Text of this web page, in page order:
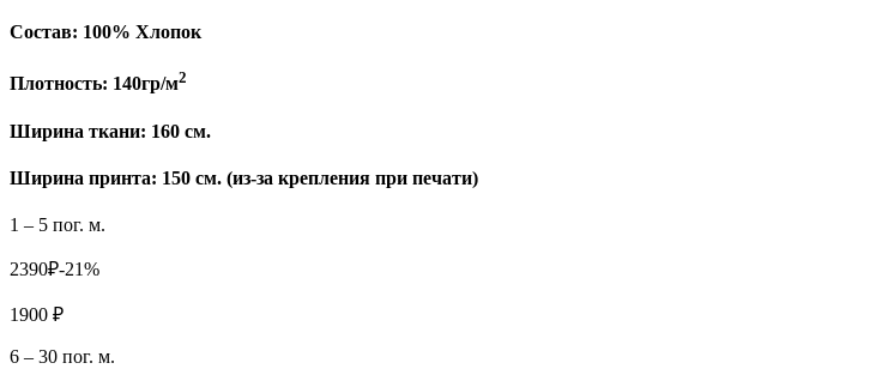
Состав: 100% Хлопок
Плотность: 140гр/м2
Ширина ткани: 160 см.
Ширина принта: 150 см. (из-за крепления при печати)
1 – 5 пог. м.
2390₽-21%
1900 ₽
6 – 30 пог. м.